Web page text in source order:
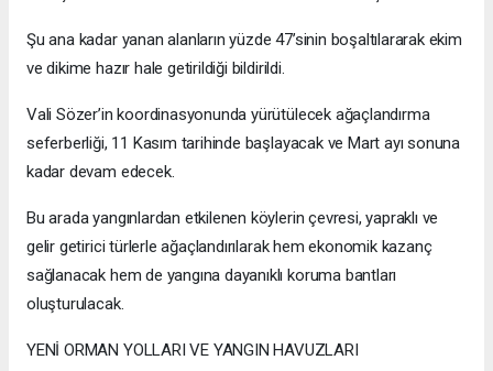
Şu ana kadar yanan alanların yüzde 47’sinin boşaltılararak ekim
ve dikime hazır hale getirildiği bildirildi.
Vali Sözer’in koordinasyonunda yürütülecek ağaçlandırma
seferberliği, 11 Kasım tarihinde başlayacak ve Mart ayı sonuna
kadar devam edecek.
Bu arada yangınlardan etkilenen köylerin çevresi, yapraklı ve
gelir getirici türlerle ağaçlandırılarak hem ekonomik kazanç
sağlanacak hem de yangına dayanıklı koruma bantları
oluşturulacak.
YENİ ORMAN YOLLARI VE YANGIN HAVUZLARI